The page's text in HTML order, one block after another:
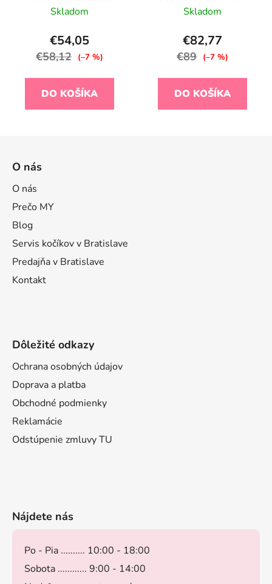
Swan
Skladom
€54,05
€58,12 (–7 %)
DO KOŠÍKA
140 cm, biely
Skladom
€82,77
€89 (–7 %)
DO KOŠÍKA
O nás
O nás
Prečo MY
Blog
Servis kočíkov v Bratislave
Predajňa v Bratislave
Kontakt
Dôležité odkazy
Ochrana osobných údajov
Doprava a platba
Obchodné podmienky
Reklamácie
Odstúpenie zmluvy TU
Nájdete nás
Po - Pia .......... 10:00 - 18:00
Sobota ............ 9:00 - 14:00